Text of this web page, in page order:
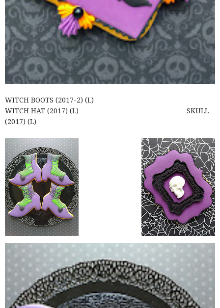
WITCH BOOTS (2017-2) (L)
WITCH HAT (2017) (L) SKULL
(2017) (L)